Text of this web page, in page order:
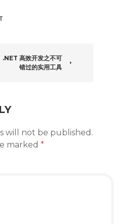
.NET 高效开发之不可
错过的实用工具
will not be published.
marked *